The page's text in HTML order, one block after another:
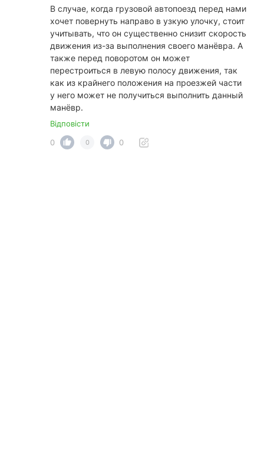
В случае, когда грузовой автопоезд перед нами
хочет повернуть направо в узкую улочку, стоит
учитывать, что он существенно снизит скорость
движения из-за выполнения своего манёвра. А
также перед поворотом он может
перестроиться в левую полосу движения, так
как из крайнего положения на проезжей части
у него может не получиться выполнить данный
манёвр.
Відповісти
0
0 0